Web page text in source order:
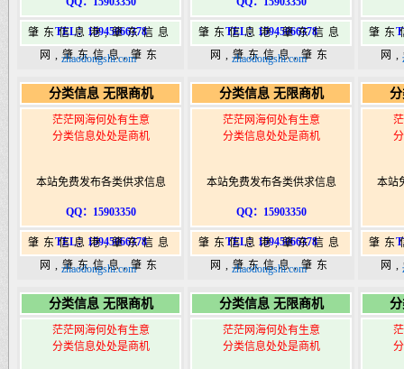
TEL：15945066378
肇东信息港,肇东信息
网,肇东信息,肇东
港|www.zhaodongshi.com
zhaodongshi.com
TEL：15945066378
肇东信息港,肇东信息
网,肇东信息,肇东
港|www.zhaodongshi.com
zhaodongshi.com
肇东
网
港
分类信息 无限商机
茫茫网海何处有生意
分类信息处处是商机
本站免费发布各类供求信息
QQ：15903350
TEL：15945066378
肇东信息港,肇东信息
网,肇东信息,肇东
港|www.zhaodongshi.com
zhaodongshi.com
分类信息 无限商机
茫茫网海何处有生意
分类信息处处是商机
本站免费发布各类供求信息
QQ：15903350
TEL：15945066378
肇东信息港,肇东信息
网,肇东信息,肇东
港|www.zhaodongshi.com
zhaodongshi.com
本站
肇东
网
港
分类信息 无限商机
茫茫网海何处有生意
分类信息处处是商机
分类信息 无限商机
茫茫网海何处有生意
分类信息处处是商机